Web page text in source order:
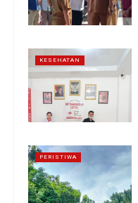
KESEHATAN
PERISTIWA